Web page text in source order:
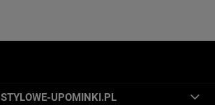
STYLOWE-UPOMINKI.PL